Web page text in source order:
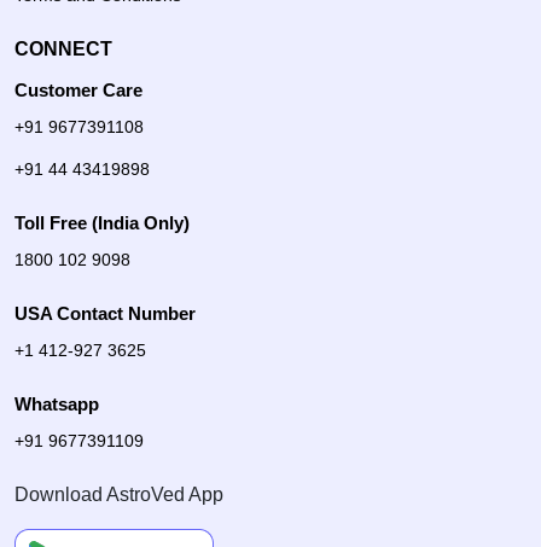
CONNECT
Customer Care
+91 9677391108
+91 44 43419898
Toll Free (India Only)
1800 102 9098
USA Contact Number
+1 412-927 3625
Whatsapp
+91 9677391109
Download AstroVed App